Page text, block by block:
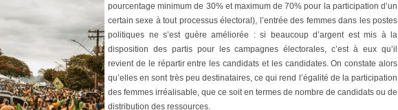
pourcentage minimum de 30% et maximum de 70% pour la participation d’un
certain sexe à tout processus électoral), l’entrée des femmes dans les postes
politiques ne s’est guère améliorée : si beaucoup d’argent est mis à la
disposition des partis pour les campagnes électorales, c’est à eux qu’il
revient de le répartir entre les candidats et les candidates. On constate alors
qu’elles en sont très peu destinataires, ce qui rend l’égalité de la participation
des femmes irréalisable, que ce soit en termes de nombre de candidats ou de
distribution des ressources.